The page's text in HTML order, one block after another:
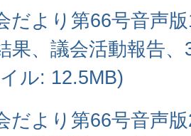
だより第66号音声
果、議会活動報告
ル: 12.5MB)
だより第66号音声